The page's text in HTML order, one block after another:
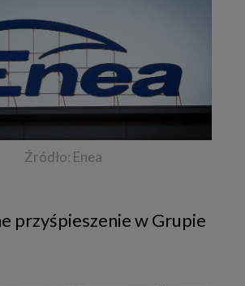
Źródło: Enea
przyśpieszenie w Grupie